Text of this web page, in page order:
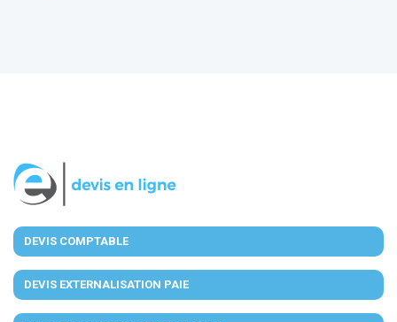
DEVIS COMPTABLE
DEVIS EXTERNALISATION PAIE